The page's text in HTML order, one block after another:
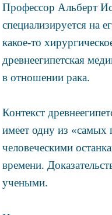
Профессор Альберт
специализируется на
какое-то
древнеегипетская
в отношении рака.
Контекст
имеет одну из
человеческими
времени.
учеными.